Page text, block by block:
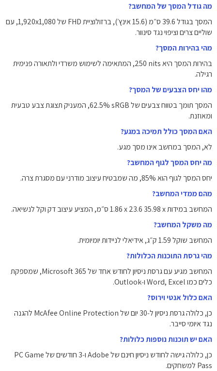
מה גודל המסך של המחשב?
המסך בגודל ‎39.6 ס״מ (15.6 אינץ׳)‎, ברזולוציית FHD של ‎1,920x1,080‎, עם
שוליים צרים וציפוי נגד סינוור.
מהי בהירות המסך?
בהירות המסך היא ‎250‎ nits‎, המתאימה לשימוש משרדי ולתאורה פנימית
רגילה.
מהו יחס הצבעים של המסך?
המסך תומך בטווח צבעים של ‎62.5% sRGB‎, המעניק תצוגת צבע טבעית
ומאוזנת.
האם המסך כולל תמיכה במגע?
לא, המסך במחשב אינו מסך מגע.
מה יחס המסך לגוף המחשב?
יחס המסך לגוף הוא ‎85%‎, מה שמבטיח עיצוב מודרני עם מסגרת צרה.
מהם ממדי המחשב?
המחשב במידות ‎35.98 x‏ 23.6 x‏ 1.86 ס״מ‎, המציע עיצוב דק וקל לנשיאה.
מה משקל המחשב?
המחשב שוקל ‎1.59 ק״ג‎, אידיאלי לניידות יומיומית.
מהי גרסת התוכנות הכלולות?
המחשב מגיע עם גרסת ניסיון לחודש אחד של Microsoft 365, שמספקת
כלים כמו Word, Excel ו‑Outlook.
האם כלול אנטי וירוס?
כן, כלולה גרסת ניסיון ל‑30 יום של McAfee Online Protection להגנה
נגד איומי סייבר.
האם יש תוכנות נוספות כלולות?
כן, כלולה גישה לחודש ניסיון חינם של Adobe ו‑3 חודשים של PC Game
Pass למשחקים.